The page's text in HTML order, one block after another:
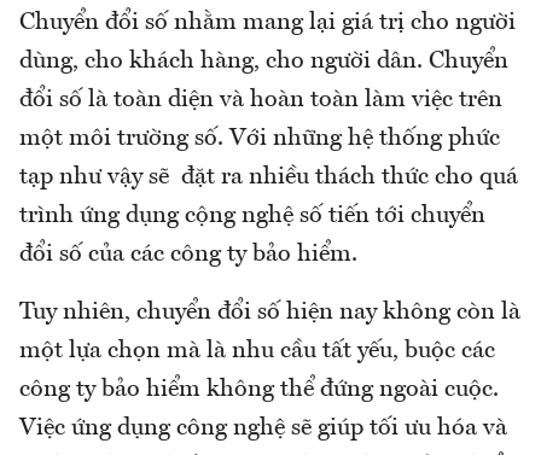
Chuyển đổi số nhằm mang lại giá trị cho người
dùng, cho khách hàng, cho người dân. Chuyển
đổi số là toàn diện và hoàn toàn làm việc trên
một môi trường số. Với những hệ thống phức
tạp như vậy sẽ đặt ra nhiều thách thức cho quá
trình ứng dụng cộng nghệ số tiến tới chuyển
đổi số của các công ty bảo hiểm.
Tuy nhiên, chuyển đổi số hiện nay không còn là
một lựa chọn mà là nhu cầu tất yếu, buộc các
công ty bảo hiểm không thể đứng ngoài cuộc.
Việc ứng dụng công nghệ sẽ giúp tối ưu hóa và